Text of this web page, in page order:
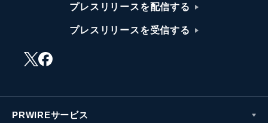
プレスリリースを配信する
プレスリリースを受信する
PRWIREサービス